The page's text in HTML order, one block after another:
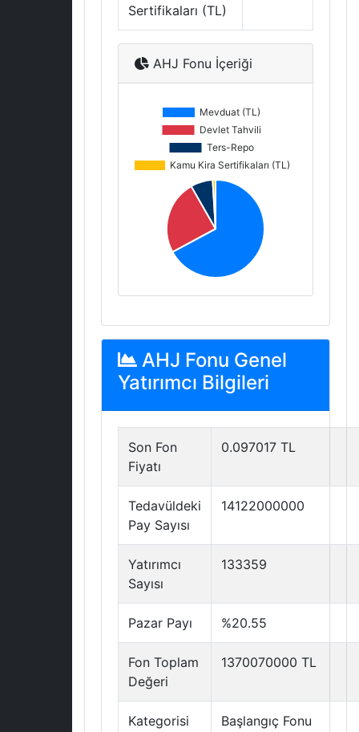
Sertifikaları (TL)
AHJ Fonu İçeriği
AHJ Fonu Genel
Yatırımcı Bilgileri
Son Fon
Fiyatı
0.097017 TL
Tedavüldeki
Pay Sayısı
14122000000
Yatırımcı
Sayısı
133359
Pazar Payı %20.55
Fon Toplam
Değeri
1370070000 TL
Kategorisi Başlangıç Fonu